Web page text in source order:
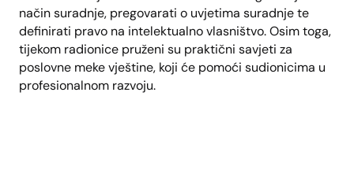
način suradnje, pregovarati o uvjetima suradnje te
definirati pravo na intelektualno vlasništvo. Osim toga,
tijekom radionice pruženi su praktični savjeti za
poslovne meke vještine, koji će pomoći sudionicima u
profesionalnom razvoju.